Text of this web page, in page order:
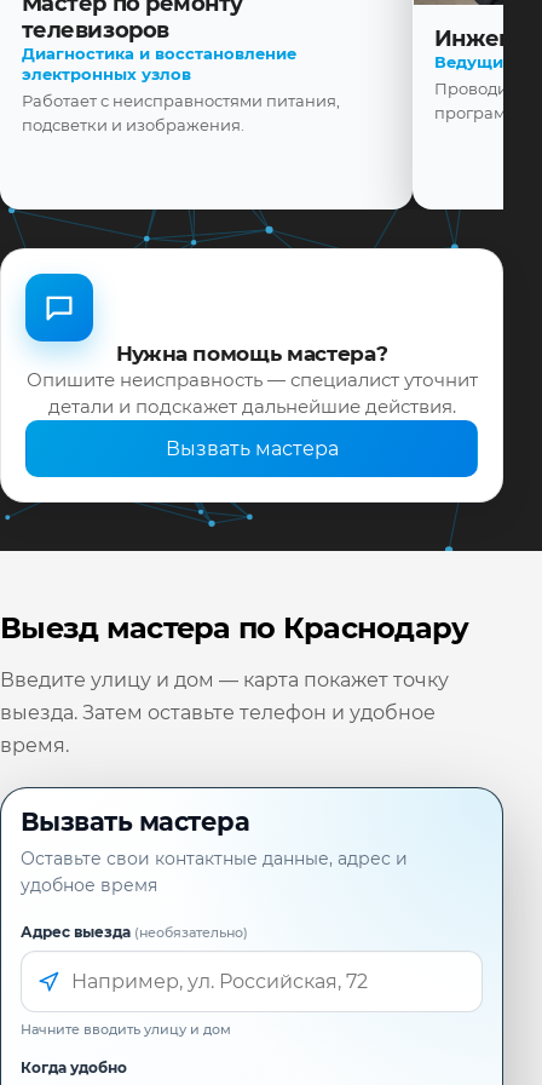
телевизоров
Диагностика и восстановление
электронных узлов
Работает с неисправностями питания,
подсветки и изображения.
Ведущий
Проводит
Нужна помощь мастера?
Опишите неисправность — специалист уточнит
детали и подскажет дальнейшие действия.
Вызвать мастера
Выезд мастера по Краснодару
Введите улицу и дом — карта покажет точку
выезда. Затем оставьте телефон и удобное
время.
Вызвать мастера
Оставьте свои контактные данные, адрес и
удобное время
Адрес выезда (необязательно)
Начните вводить улицу и дом
Когда удобно